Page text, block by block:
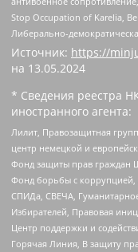
Stop Occupation of Karelia,
Либерально-
Источник: https://
на 13.05.2024
* Сведения реестра
иностранного агента:
Лилит, Правозащитная
центр немецкой и
Фонд защиты прав граждан
Фонд борьбы с
СПИДа, СВЕЧА,
Избирателей, Правовая
Центр поддержки и
Горячая Линия, В защиту